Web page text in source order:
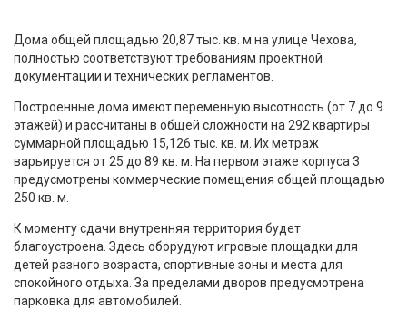
Дома общей площадью 20,87 тыс. кв. м на улице Чехова,
полностью соответствуют требованиям проектной
документации и технических регламентов.
Построенные дома имеют переменную высотность (от 7 до 9
этажей) и рассчитаны в общей сложности на 292 квартиры
суммарной площадью 15,126 тыс. кв. м. Их метраж
варьируется от 25 до 89 кв. м. На первом этаже корпуса 3
предусмотрены коммерческие помещения общей площадью
250 кв. м.
К моменту сдачи внутренняя территория будет
благоустроена. Здесь оборудуют игровые площадки для
детей разного возраста, спортивные зоны и места для
спокойного отдыха. За пределами дворов предусмотрена
парковка для автомобилей.